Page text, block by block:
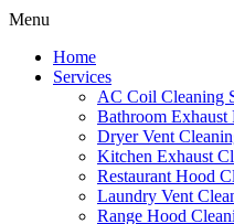
Menu
Home
Services
AC Coil Cleaning
Bathroom Exhaust
Dryer Vent
Kitchen Exhaust
Restaurant Hood
Laundry Vent
Range Hood